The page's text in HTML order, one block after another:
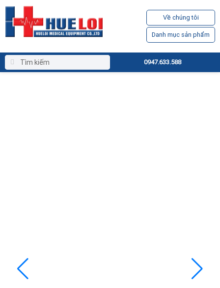
Về chúng tôi
Danh mục sản phẩm
0947.633.588